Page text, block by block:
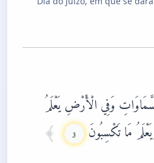
وَفِي الْأَرْضِ يَعْلَمُ
مَا تَكْسِبُونَ 3